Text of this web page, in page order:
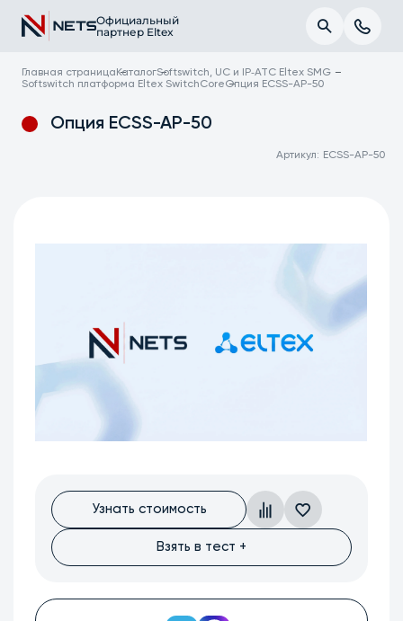
Официальный
партнер Eltex
Главная страница КаталогSoftswitch, UC и IP‑АТС Eltex SMG
Softswitch платформа Eltex SwitchCoreОпция ECSS-AP-50
Опция ECSS-AP-50
Артикул: ECSS-AP-50
Узнать стоимость
Взять в тест +